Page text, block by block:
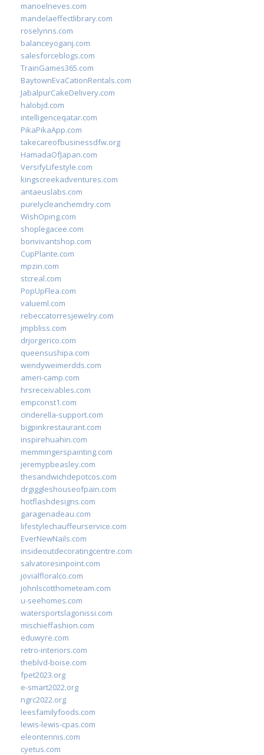
manoelneves.com
mandelaeffectlibrary.com
roselynns.com
balanceyoganj.com
salesforceblogs.com
TrainGames365.com
BaytownEvaCationRentals.com
JabalpurCakeDelivery.com
halobjd.com
intelligenceqatar.com
PikaPikaApp.com
takecareofbusinessdfw.org
HamadaOfJapan.com
VersifyLifestyle.com
kingscreekadventures.com
antaeuslabs.com
purelycleanchemdry.com
WishOping.com
shoplegacee.com
bonvivantshop.com
CupPlante.com
mpzin.com
stcreal.com
PopUpFlea.com
valueml.com
rebeccatorresjewelry.com
jmpbliss.com
drjorgerico.com
queensushipa.com
wendyweimerdds.com
ameri-camp.com
hrsreceivables.com
empconst1.com
cinderella-support.com
bigpinkrestaurant.com
inspirehuahin.com
memmingerspainting.com
jeremypbeasley.com
thesandwichdepotcos.com
drgiggleshouseofpain.com
hotflashdesigns.com
garagenadeau.com
lifestylechauffeurservice.com
EverNewNails.com
insideoutdecoratingcentre.com
salvatoresinpoint.com
jovialfloralco.com
johnlscotthometeam.com
u-seehomes.com
watersportslagonissi.com
mischieffashion.com
eduwyre.com
retro-interiors.com
theblvd-boise.com
fpet2023.org
e-smart2022.org
ngrc2022.org
leesfamilyfoods.com
lewis-lewis-cpas.com
eleontennis.com
cyetus.com